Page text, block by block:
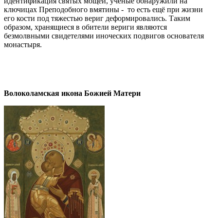
ключицах Преподобного вмятины - то есть ещё при жизни
его кости под тяжестью вериг деформировались. Таким
образом, хранящиеся в обители вериги являются
безмолвными свидетелями иноческих подвигов основателя
монастыря.
Волоколамская икона Божией Матери